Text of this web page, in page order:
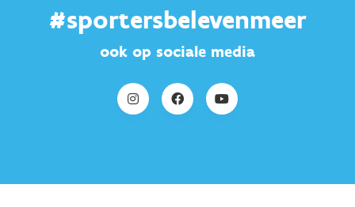
#sportersbelevenmeer
ook op sociale media